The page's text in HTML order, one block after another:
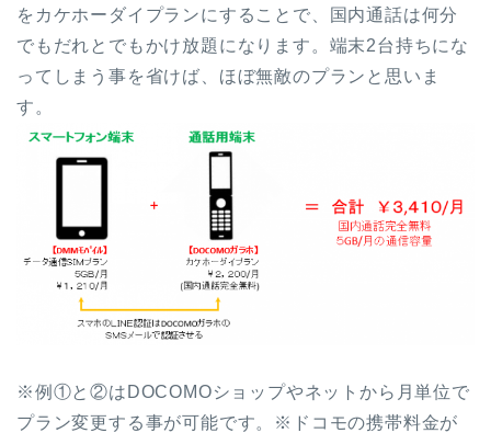
をカケホーダイプランにすることで、国内通話は何分
でもだれとでもかけ放題になります。端末2台持ちにな
ってしまう事を省けば、ほぼ無敵のプランと思いま
す。
※例①と②はDOCOMOショップやネットから月単位で
プラン変更する事が可能です。※ドコモの携帯料金が